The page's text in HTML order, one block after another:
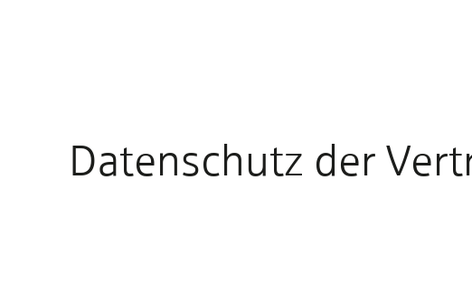
Datenschutz der